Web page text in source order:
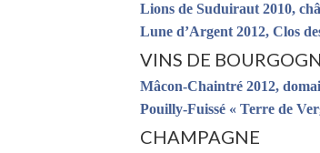
Lions de Suduiraut 2010,
Lune d’Argent 2012, Clos
VINS DE
Mâcon-Chaintré 2012,
Pouilly-Fuissé « Terre de
CHAMPAGNE